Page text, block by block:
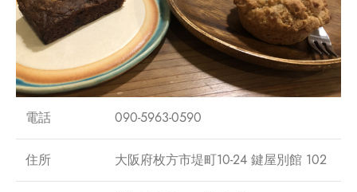
電話 090-5963-0590
住所 大阪府枚方市堤町10-24 鍵屋別館 102